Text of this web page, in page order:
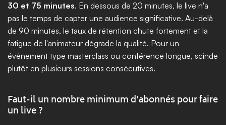
30 et 75 minutes. En dessous de 20 minutes, le live n'a
pas le temps de capter une audience significative. Au-delà
de 90 minutes, le taux de rétention chute fortement et la
fatigue de l'animateur dégrade la qualité. Pour un
événement type masterclass ou conférence longue, scinde
plutôt en plusieurs sessions consécutives.
Faut-il un nombre minimum d'abonnés pour faire
un live ?